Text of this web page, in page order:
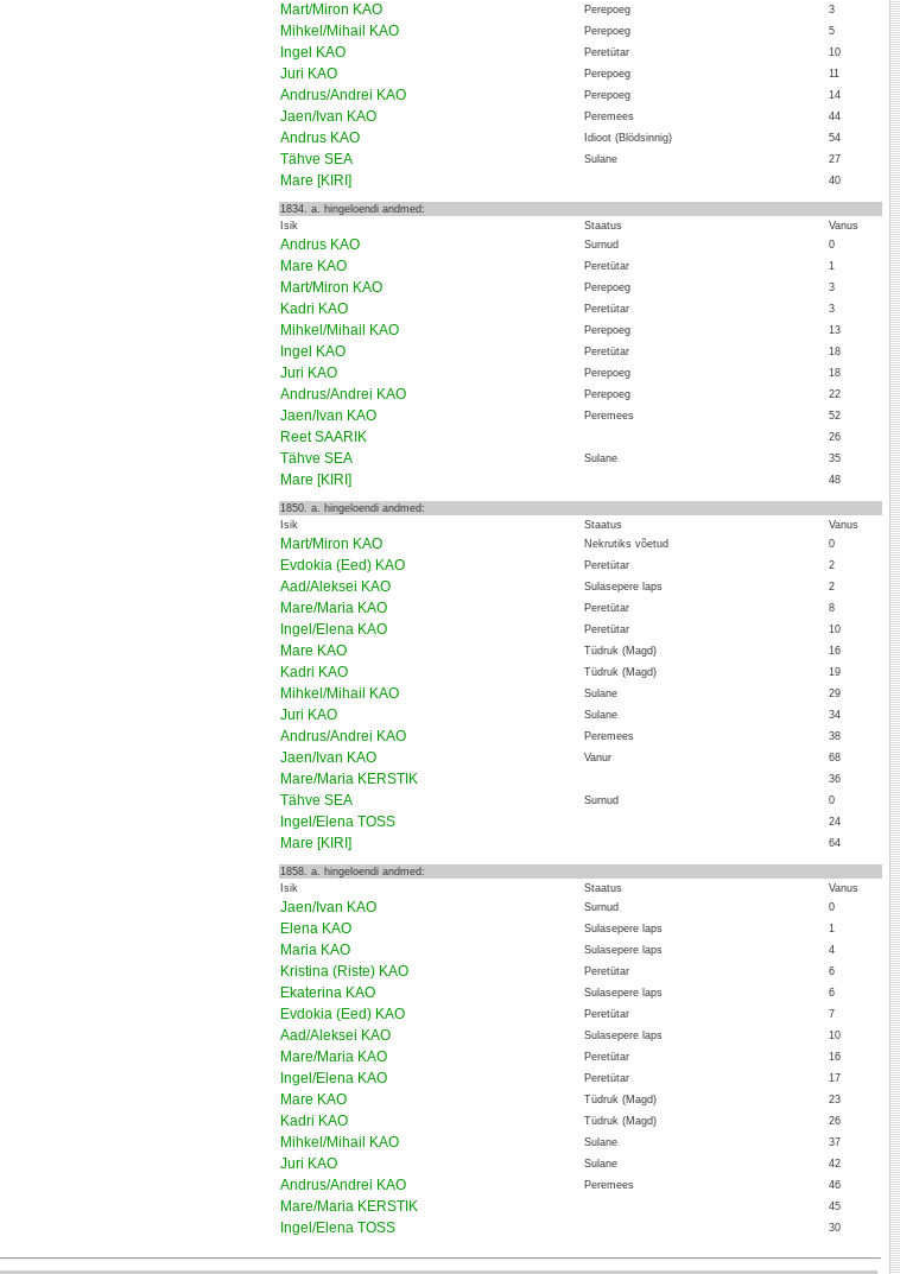
Mart/Miron KAO Perepoeg 3
Mihkel/Mihail KAO Perepoeg 5
Ingel KAO Peretütar 10
Juri KAO Perepoeg 11
Andrus/Andrei KAO Perepoeg 14
Jaen/Ivan KAO Peremees 44
Andrus KAO Idioot (Blödsinnig) 54
Tähve SEA Sulane 27
Mare [KIRI] 40
1834. a. hingeloendi andmed:
Isik
Staatus Vanus
Andrus KAO Surnud 0
Mare KAO Peretütar 1
Mart/Miron KAO Perepoeg 3
Kadri KAO Peretütar 3
Mihkel/Mihail KAO Perepoeg 13
Ingel KAO Peretütar 18
Juri KAO Perepoeg 18
Andrus/Andrei KAO Perepoeg 22
Jaen/Ivan KAO Peremees 52
Reet SAARIK 26
Tähve SEA Sulane 35
Mare [KIRI] 48
1850. a. hingeloendi andmed:
Isik
Staatus Vanus
Mart/Miron KAO Nekrutiks võetud 0
Evdokia (Eed) KAO Peretütar 2
Aad/Aleksei KAO Sulasepere laps 2
Mare/Maria KAO Peretütar 8
Ingel/Elena KAO Peretütar 10
Mare KAO Tüdruk (Magd) 16
Kadri KAO Tüdruk (Magd) 19
Mihkel/Mihail KAO Sulane 29
Juri KAO Sulane 34
Andrus/Andrei KAO Peremees 38
Jaen/Ivan KAO Vanur 68
Mare/Maria KERSTIK 36
Tähve SEA Surnud 0
Ingel/Elena TOSS 24
Mare [KIRI] 64
1858. a. hingeloendi andmed:
Isik
Staatus Vanus
Jaen/Ivan KAO Surnud 0
Elena KAO Sulasepere laps 1
Maria KAO Sulasepere laps 4
Kristina (Riste) KAO Peretütar 6
Ekaterina KAO Sulasepere laps 6
Evdokia (Eed) KAO Peretütar 7
Aad/Aleksei KAO Sulasepere laps 10
Mare/Maria KAO Peretütar 16
Ingel/Elena KAO Peretütar 17
Mare KAO Tüdruk (Magd) 23
Kadri KAO Tüdruk (Magd) 26
Mihkel/Mihail KAO Sulane 37
Juri KAO Sulane 42
Andrus/Andrei KAO Peremees 46
Mare/Maria KERSTIK 45
Ingel/Elena TOSS 30